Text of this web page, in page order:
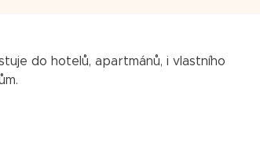
do hotelů, apartmánů, i vlastního